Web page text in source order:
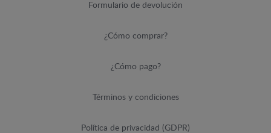
Formulario de devolución
¿Cómo comprar?
¿Cómo pago?
Términos y condiciones
Política de privacidad (GDPR)